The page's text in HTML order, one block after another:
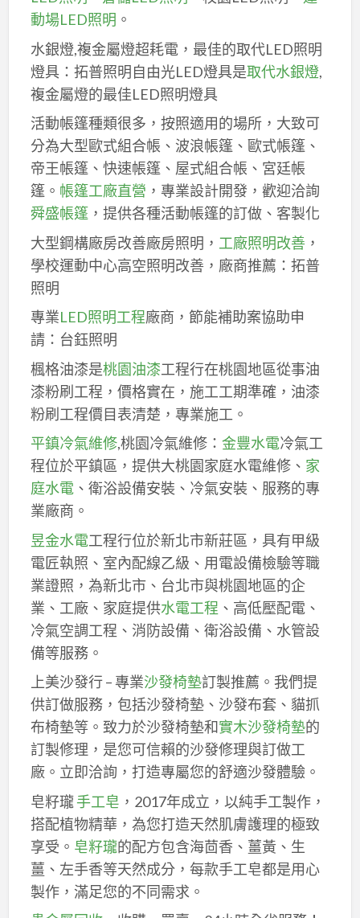
動場LED照明 。
水銀燈,複金屬燈超耗電，最佳的取代LED照明
燈具：拓普照明自由光LED燈具是取代水銀燈,
複金屬燈的最佳LED照明燈具
活動帳篷種類很多，按照適用的場所，大致可
分為大型歐式組合帳、波浪帳篷、歐式帳篷、
帝王帳篷、快速帳篷、屋式組合帳、宮廷帳
篷。 帳篷工廠直營 ，專業設計開發，歡迎洽詢
舜盛帳篷，提供各種活動帳篷的訂做、客製化
大型鋼構廠房改善廠房照明， 工廠照明改善，
學校運動中心高空照明改善，廠商推薦：拓普
照明
專業LED照明工程廠商，節能補助案協助申
請：台鈺照明
楓格油漆是桃園油漆工程行在桃園地區從事油
漆粉刷工程，價格實在，施工工期準確，油漆
粉刷工程價目表清楚，專業施工。
平鎮冷氣維修,桃園冷氣維修： 金豐水電冷氣工
程位於平鎮區，提供大桃園家庭水電維修、 家
庭水電、衛浴設備安裝、冷氣安裝、服務的專
業廠商。
昱金水電工程行位於新北市新莊區，具有甲級
電匠執照、室內配線乙級、用電設備檢驗等職
業證照，為新北市、台北市與桃園地區的企
業、工廠、家庭提供水電工程 、高低壓配電、
冷氣空調工程、消防設備、衛浴設備、水管設
備等服務。
上美沙發行 – 專業沙發椅墊訂製推薦。我們提
供訂做服務，包括沙發椅墊、沙發布套、貓抓
布椅墊等。致力於沙發椅墊和實木沙發椅墊的
訂製修理，是您可信賴的沙發修理與訂做工
廠。立即洽詢，打造專屬您的舒適沙發體驗。
皂籽瓏手工皂 ，2017年成立，以純手工製作，
搭配植物精華，為您打造天然肌膚護理的極致
享受。 皂籽瓏的配方包含海茴香、薑黃、生
薑、左手香等天然成分，每款手工皂都是用心
製作，滿足您的不同需求。